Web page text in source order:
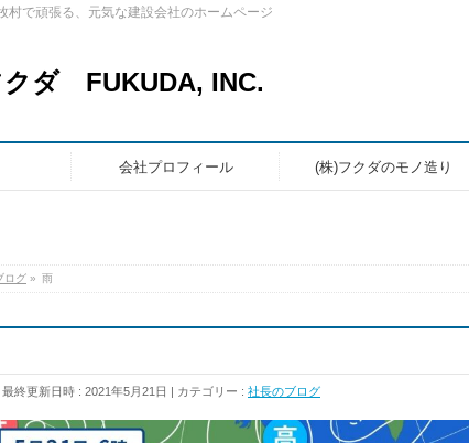
村で頑張る、元気な建設会社のホームページ
クダ FUKUDA, INC.
会社プロフィール (株)フクダのモノ造り
ログ » 雨
最終更新日時 : 2021年5月21日 カテゴリー : 社長のブログ